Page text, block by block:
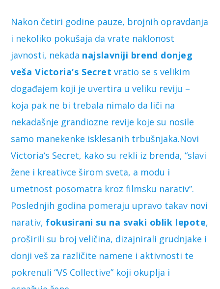
Nakon četiri godine pauze, brojnih opravdanja
i nekoliko pokušaja da vrate naklonost
javnosti, nekada najslavniji brend donjeg
veša Victoria‘s Secret vratio se s velikim
događajem koji je uvertira u veliku reviju –
koja pak ne bi trebala nimalo da liči na
nekadašnje grandiozne revije koje su nosile
samo manekenke isklesanih trbušnjaka.Novi
Victoria‘s Secret, kako su rekli iz brenda, “slavi
žene i kreativce širom sveta, a modu i
umetnost posomatra kroz filmsku narativ”.
Poslednjih godina pomeraju upravo takav novi
narativ, fokusirani su na svaki oblik lepote,
proširili su broj veličina, dizajnirali grudnjake i
donji veš za različite namene i aktivnosti te
pokrenuli “VS Collective” koji okuplja i